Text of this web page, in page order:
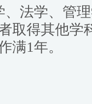
法学、管理
取得其他学
满1年。